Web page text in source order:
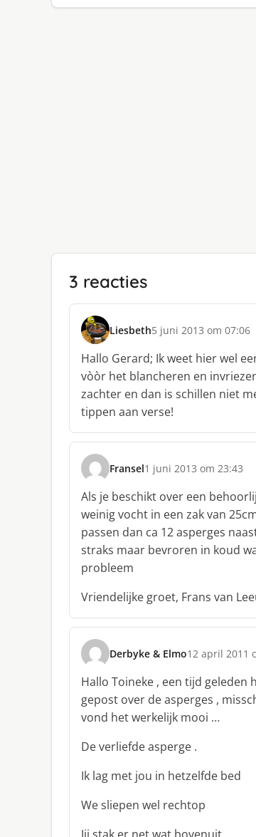
3 reacties
Liesbeth
s
c
h
r
e
e
:
5 juni 2013 om 07:06
Hallo Gerard; Ik weet hier wel
vòòr het blancheren en
zachter en dan is schillen niet
tippen aan verse!
Fransel
s
c
h
r
e
e
f
1 juni 2013 om 23:43
Als je beschikt over een
weinig vocht in een zak van
passen dan ca 12 asperges
straks maar bevroren in koud
probleem
Vriendelijke groet, Frans van
Derbyke & Elmo
s
c
h
r
e
f
12 april 2011
Hallo Toineke , een tijd geleden
gepost over de asperges ,
vond het werkelijk mooi …
De verliefde asperge .
Ik lag met jou in hetzelfde bed
We sliepen wel rechtop